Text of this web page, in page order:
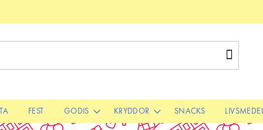
FEST GODIS KRYDDOR SNACKS